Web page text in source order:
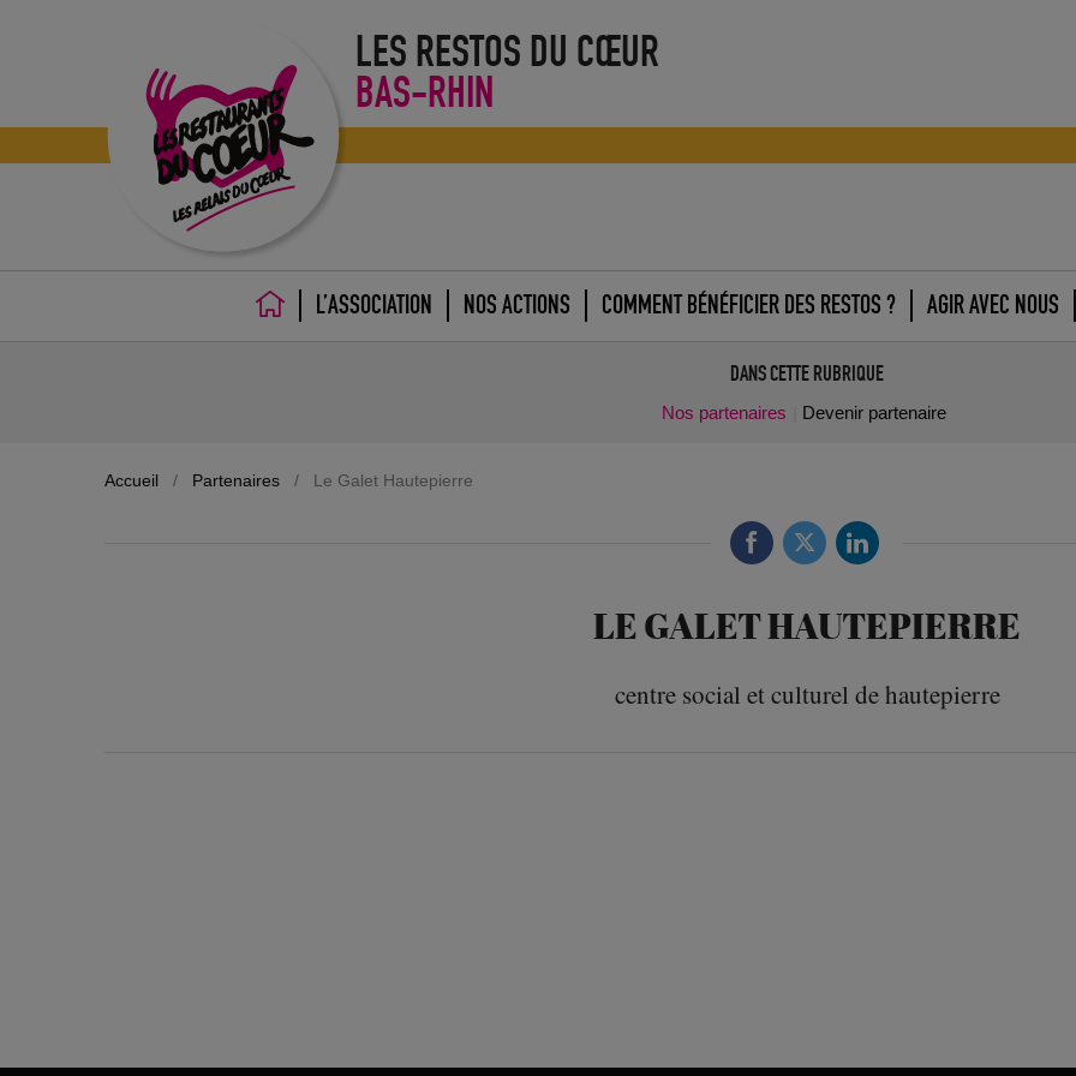
LES RESTOS DU CŒUR
BAS-RHIN
ACCUEILL’ASSOCIATION NOS ACTIONS COMMENT BÉNÉFICIER DES RESTOS ? AGIR AVEC NOUS
DANS CETTE RUBRIQUE
Nos partenaires Devenir partenaire
Accueil / Partenaires / Le Galet Hautepierre
LE GALET HAUTEPIERRE
centre social et culturel de hautepierre